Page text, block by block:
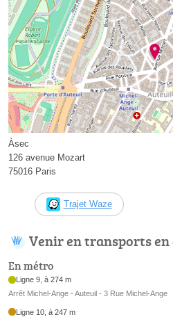
Àsec
126 avenue Mozart
75016 Paris
Trajet Waze
Venir en transports en
En métro
Ligne 9, à 274 m
Arrêt Michel-Ange - Auteuil - 3 Rue Michel-Ange
Ligne 10, à 247 m